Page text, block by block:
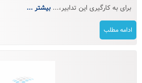
برای به كارگیری این تدابیر،... بیشتر ...
ادامه مطلب